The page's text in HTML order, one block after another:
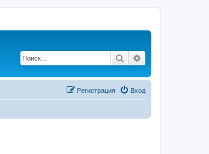
Поиск
Вход
Регистрация